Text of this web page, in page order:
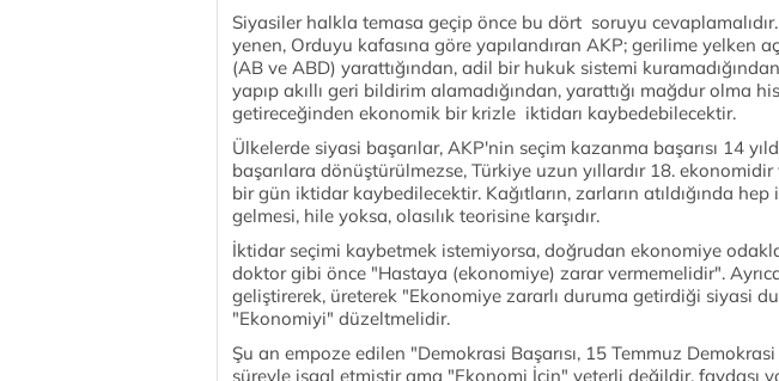
Siyasiler halkla temasa geçip önce bu dört soruyu
yenen, Orduyu kafasına göre yapılandıran AKP; gerilime yelken
(AB ve ABD) yarattığından, adil bir hukuk sistemi
yapıp akıllı geri bildirim alamadığından, yarattığı mağdur olma
getireceğinden ekonomik bir krizle iktidarı kaybedebilecektir.
Ülkelerde siyasi başarılar, AKP'nin seçim kazanma başarısı 14
başarılara dönüştürülmezse, Türkiye uzun yıllardır 18.
bir gün iktidar kaybedilecektir. Kağıtların, zarların atıldığında
gelmesi, hile yoksa, olasılık teorisine karşıdır.
İktidar seçimi kaybetmek istemiyorsa, doğrudan ekonomiye
doktor gibi önce "Hastaya (ekonomiye) zarar vermemelidir".
geliştirerek, üreterek "Ekonomiye zararlı duruma getirdiği siyasi
"Ekonomiyi" düzeltmelidir.
Şu an empoze edilen "Demokrasi Başarısı, 15 Temmuz
süreyle işgal etmiştir ama "Ekonomi İçin" yeterli değildir, faydası